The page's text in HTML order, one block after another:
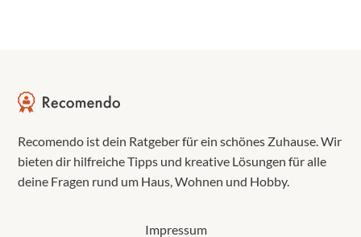
Recomendo ist dein Ratgeber für ein schönes Zuhause. Wir
bieten dir hilfreiche Tipps und kreative Lösungen für alle
deine Fragen rund um Haus, Wohnen und Hobby.
Impressum